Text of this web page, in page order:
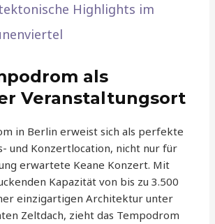
Highlights im
als
Veranstaltungsort
in Berlin erweist sich als perfekte
und Konzertlocation, nicht nur für
erwartete Keane Konzert. Mit
Kapazität von bis zu 3.500
einzigartigen Architektur unter
Zeltdach, zieht das Tempodrom